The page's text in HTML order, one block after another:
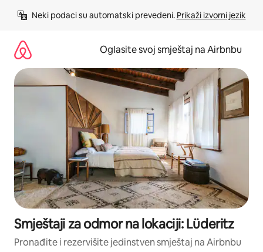
Neki podaci su automatski prevedeni. Prikaži izvorni jezik
Oglasite svoj smještaj na Airbnbu
Smještaji za odmor na lokaciji: Lüderitz
Pronađite i rezervišite jedinstven smještaj na Airbnbu